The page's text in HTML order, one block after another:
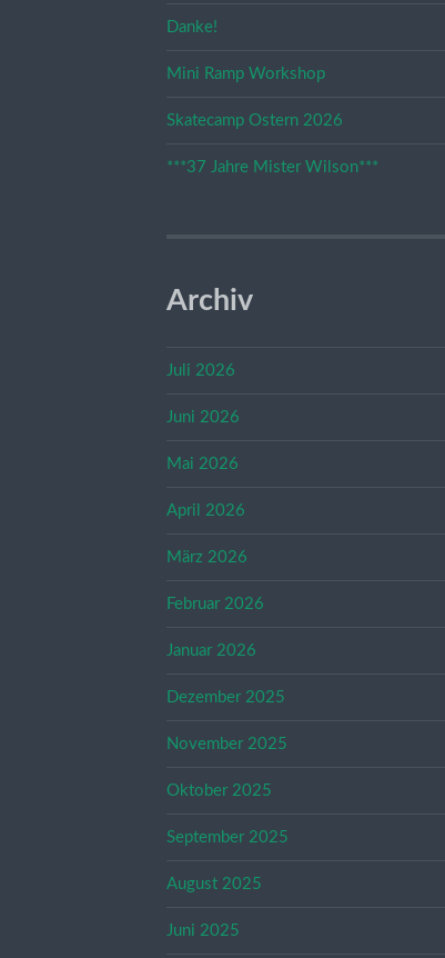
Danke!
Mini Ramp Workshop
Skatecamp Ostern 2026
***37 Jahre Mister Wilson***
Archiv
Juli 2026
Juni 2026
Mai 2026
April 2026
März 2026
Februar 2026
Januar 2026
Dezember 2025
November 2025
Oktober 2025
September 2025
August 2025
Juni 2025